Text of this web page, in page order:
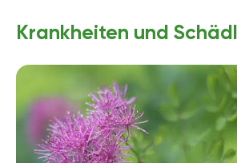
Krankheiten und